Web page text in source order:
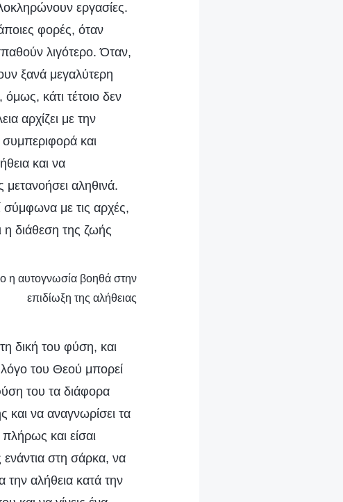
εργασίες.
φορές, όταν
λιγότερο. Όταν,
ξανά μεγαλύτερη
όμως, κάτι τέτοιο δεν
αρχίζει με την
και
και να
αληθινά.
σύμφωνα με τις αρχές,
η διάθεση της ζωής
η αυτογνωσία βοηθά στην
επιδίωξη της αλήθειας
δική του φύση, και
του Θεού μπορεί
του τα διάφορα
και να αναγνωρίσει τα
και είσαι
ενάντια στη σάρκα, να
την αλήθεια κατά την